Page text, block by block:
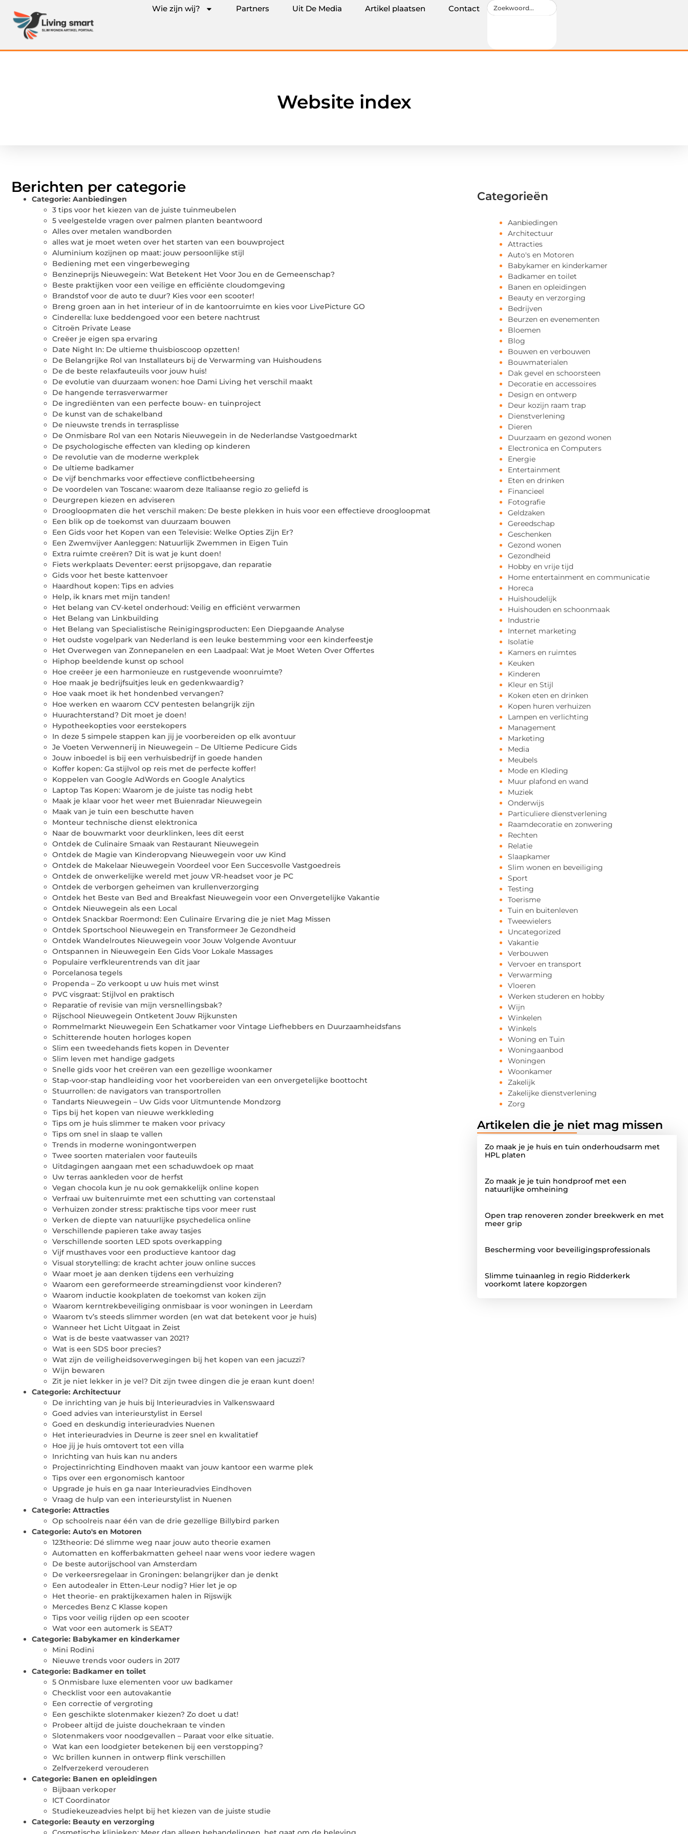
Wie zijn wij? Partners Uit De Media Artikel plaatsen Contact
Website index
Berichten per categorie
Categorie: Aanbiedingen
3 tips voor het kiezen van de juiste tuinmeubelen
5 veelgestelde vragen over palmen planten beantwoord
Alles over metalen wandborden
alles wat je moet weten over het starten van een bouwproject
Aluminium kozijnen op maat: jouw persoonlijke stijl
Bediening met een vingerbeweging
Benzineprijs Nieuwegein: Wat Betekent Het Voor Jou en de Gemeenschap?
Beste praktijken voor een veilige en efficiënte cloudomgeving
Brandstof voor de auto te duur? Kies voor een scooter!
Breng groen aan in het interieur of in de kantoorruimte en kies voor LivePicture GO
Cinderella: luxe beddengoed voor een betere nachtrust
Citroën Private Lease
Creëer je eigen spa ervaring
Date Night In: De ultieme thuisbioscoop opzetten!
De Belangrijke Rol van Installateurs bij de Verwarming van Huishoudens
De de beste relaxfauteuils voor jouw huis!
De evolutie van duurzaam wonen: hoe Dami Living het verschil maakt
De hangende terrasverwarmer
De ingrediënten van een perfecte bouw- en tuinproject
De kunst van de schakelband
De nieuwste trends in terrasplisse
De Onmisbare Rol van een Notaris Nieuwegein in de Nederlandse Vastgoedmarkt
De psychologische effecten van kleding op kinderen
De revolutie van de moderne werkplek
De ultieme badkamer
De vijf benchmarks voor effectieve conflictbeheersing
De voordelen van Toscane: waarom deze Italiaanse regio zo geliefd is
Deurgrepen kiezen en adviseren
Droogloopmaten die het verschil maken: De beste plekken in huis voor een effectieve droogloopmat
Een blik op de toekomst van duurzaam bouwen
Een Gids voor het Kopen van een Televisie: Welke Opties Zijn Er?
Een Zwemvijver Aanleggen: Natuurlijk Zwemmen in Eigen Tuin
Extra ruimte creëren? Dit is wat je kunt doen!
Fiets werkplaats Deventer: eerst prijsopgave, dan reparatie
Gids voor het beste kattenvoer
Haardhout kopen: Tips en advies
Help, ik knars met mijn tanden!
Het belang van CV-ketel onderhoud: Veilig en efficiënt verwarmen
Het Belang van Linkbuilding
Het Belang van Specialistische Reinigingsproducten: Een Diepgaande Analyse
Het oudste vogelpark van Nederland is een leuke bestemming voor een kinderfeestje
Het Overwegen van Zonnepanelen en een Laadpaal: Wat je Moet Weten Over Offertes
Hiphop beeldende kunst op school
Hoe creëer je een harmonieuze en rustgevende woonruimte?
Hoe maak je bedrijfsuitjes leuk en gedenkwaardig?
Hoe vaak moet ik het hondenbed vervangen?
Hoe werken en waarom CCV pentesten belangrijk zijn
Huurachterstand? Dit moet je doen!
Hypotheekopties voor eerstekopers
In deze 5 simpele stappen kan jij je voorbereiden op elk avontuur
Je Voeten Verwennerij in Nieuwegein – De Ultieme Pedicure Gids
Jouw inboedel is bij een verhuisbedrijf in goede handen
Koffer kopen: Ga stijlvol op reis met de perfecte koffer!
Koppelen van Google AdWords en Google Analytics
Laptop Tas Kopen: Waarom je de juiste tas nodig hebt
Maak je klaar voor het weer met Buienradar Nieuwegein
Maak van je tuin een beschutte haven
Monteur technische dienst elektronica
Naar de bouwmarkt voor deurklinken, lees dit eerst
Ontdek de Culinaire Smaak van Restaurant Nieuwegein
Ontdek de Magie van Kinderopvang Nieuwegein voor uw Kind
Ontdek de Makelaar Nieuwegein Voordeel voor Een Succesvolle Vastgoedreis
Ontdek de onwerkelijke wereld met jouw VR-headset voor je PC
Ontdek de verborgen geheimen van krullenverzorging
Ontdek het Beste van Bed and Breakfast Nieuwegein voor een Onvergetelijke Vakantie
Ontdek Nieuwegein als een Local
Ontdek Snackbar Roermond: Een Culinaire Ervaring die je niet Mag Missen
Ontdek Sportschool Nieuwegein en Transformeer Je Gezondheid
Ontdek Wandelroutes Nieuwegein voor Jouw Volgende Avontuur
Ontspannen in Nieuwegein Een Gids Voor Lokale Massages
Populaire verfkleurentrends van dit jaar
Porcelanosa tegels
Propenda – Zo verkoopt u uw huis met winst
PVC visgraat: Stijlvol en praktisch
Reparatie of revisie van mijn versnellingsbak?
Rijschool Nieuwegein Ontketent Jouw Rijkunsten
Rommelmarkt Nieuwegein Een Schatkamer voor Vintage Liefhebbers en Duurzaamheidsfans
Schitterende houten horloges kopen
Slim een tweedehands fiets kopen in Deventer
Slim leven met handige gadgets
Snelle gids voor het creëren van een gezellige woonkamer
Stap-voor-stap handleiding voor het voorbereiden van een onvergetelijke boottocht
Stuurrollen: de navigators van transportrollen
Tandarts Nieuwegein – Uw Gids voor Uitmuntende Mondzorg
Tips bij het kopen van nieuwe werkkleding
Tips om je huis slimmer te maken voor privacy
Tips om snel in slaap te vallen
Trends in moderne woningontwerpen
Twee soorten materialen voor fauteuils
Uitdagingen aangaan met een schaduwdoek op maat
Uw terras aankleden voor de herfst
Vegan chocola kun je nu ook gemakkelijk online kopen
Verfraai uw buitenruimte met een schutting van cortenstaal
Verhuizen zonder stress: praktische tips voor meer rust
Verken de diepte van natuurlijke psychedelica online
Verschillende papieren take away tasjes
Verschillende soorten LED spots overkapping
Vijf musthaves voor een productieve kantoor dag
Visual storytelling: de kracht achter jouw online succes
Waar moet je aan denken tijdens een verhuizing
Waarom een gereformeerde streamingdienst voor kinderen?
Waarom inductie kookplaten de toekomst van koken zijn
Waarom kerntrekbeveiliging onmisbaar is voor woningen in Leerdam
Waarom tv’s steeds slimmer worden (en wat dat betekent voor je huis)
Wanneer het Licht Uitgaat in Zeist
Wat is de beste vaatwasser van 2021?
Wat is een SDS boor precies?
Wat zijn de veiligheidsoverwegingen bij het kopen van een jacuzzi?
Wijn bewaren
Zit je niet lekker in je vel? Dit zijn twee dingen die je eraan kunt doen!
Categorie: Architectuur
De inrichting van je huis bij Interieuradvies in Valkenswaard
Goed advies van interieurstylist in Eersel
Goed en deskundig interieuradvies Nuenen
Het interieuradvies in Deurne is zeer snel en kwalitatief
Hoe jij je huis omtovert tot een villa
Inrichting van huis kan nu anders
Projectinrichting Eindhoven maakt van jouw kantoor een warme plek
Tips over een ergonomisch kantoor
Upgrade je huis en ga naar Interieuradvies Eindhoven
Vraag de hulp van een interieurstylist in Nuenen
Categorie: Attracties
Op schoolreis naar één van de drie gezellige Billybird parken
Categorie: Auto's en Motoren
123theorie: Dé slimme weg naar jouw auto theorie examen
Automatten en kofferbakmatten geheel naar wens voor iedere wagen
De beste autorijschool van Amsterdam
De verkeersregelaar in Groningen: belangrijker dan je denkt
Een autodealer in Etten-Leur nodig? Hier let je op
Het theorie- en praktijkexamen halen in Rijswijk
Mercedes Benz C Klasse kopen
Tips voor veilig rijden op een scooter
Wat voor een automerk is SEAT?
Categorie: Babykamer en kinderkamer
Mini Rodini
Nieuwe trends voor ouders in 2017
Categorie: Badkamer en toilet
5 Onmisbare luxe elementen voor uw badkamer
Checklist voor een autovakantie
Een correctie of vergroting
Een geschikte slotenmaker kiezen? Zo doet u dat!
Probeer altijd de juiste douchekraan te vinden
Slotenmakers voor noodgevallen – Paraat voor elke situatie.
Wat kan een loodgieter betekenen bij een verstopping?
Wc brillen kunnen in ontwerp flink verschillen
Zelfverzekerd verouderen
Categorie: Banen en opleidingen
Bijbaan verkoper
ICT Coordinator
Studiekeuzeadvies helpt bij het kiezen van de juiste studie
Categorie: Beauty en verzorging
Categorieën
Aanbiedingen
Architectuur
Attracties
Auto's en Motoren
Babykamer en kinderkamer
Badkamer en toilet
Banen en opleidingen
Beauty en verzorging
Bedrijven
Beurzen en evenementen
Bloemen
Blog
Bouwen en verbouwen
Bouwmaterialen
Dak gevel en schoorsteen
Decoratie en accessoires
Design en ontwerp
Deur kozijn raam trap
Dienstverlening
Dieren
Duurzaam en gezond wonen
Electronica en Computers
Energie
Entertainment
Eten en drinken
Financieel
Fotografie
Geldzaken
Gereedschap
Geschenken
Gezond wonen
Gezondheid
Hobby en vrije tijd
Home entertainment en communicatie
Horeca
Huishoudelijk
Huishouden en schoonmaak
Industrie
Internet marketing
Isolatie
Kamers en ruimtes
Keuken
Kinderen
Kleur en Stijl
Koken eten en drinken
Kopen huren verhuizen
Lampen en verlichting
Management
Marketing
Media
Meubels
Mode en Kleding
Muur plafond en wand
Muziek
Onderwijs
Particuliere dienstverlening
Raamdecoratie en zonwering
Rechten
Relatie
Slaapkamer
Slim wonen en beveiliging
Sport
Testing
Toerisme
Tuin en buitenleven
Tweewielers
Uncategorized
Vakantie
Verbouwen
Vervoer en transport
Verwarming
Vloeren
Werken studeren en hobby
Wijn
Winkelen
Winkels
Woning en Tuin
Woningaanbod
Woningen
Woonkamer
Zakelijk
Zakelijke dienstverlening
Zorg
Artikelen die je niet mag missen
Zo maak je je huis en tuin onderhoudsarm met
HPL platen
Zo maak je je tuin hondproof met een
natuurlijke omheining
Open trap renoveren zonder breekwerk en met
meer grip
Bescherming voor beveiligingsprofessionals
Slimme tuinaanleg in regio Ridderkerk
voorkomt latere kopzorgen